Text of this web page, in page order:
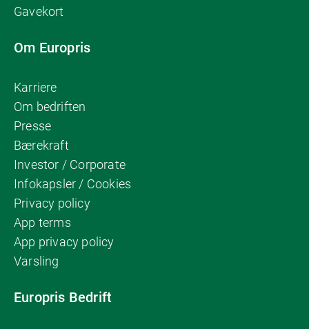
Gavekort
Om Europris
Karriere
Om bedriften
Presse
Bærekraft
Investor / Corporate
Infokapsler / Cookies
Privacy policy
App terms
App privacy policy
Varsling
Europris Bedrift